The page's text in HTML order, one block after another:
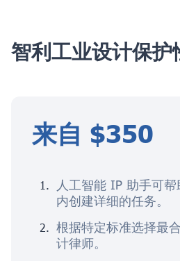
智利工业设计保护
来自 $350
人工智能 IP 助手可
内创建详细的任务。
根据特定标准选择最
计律师。